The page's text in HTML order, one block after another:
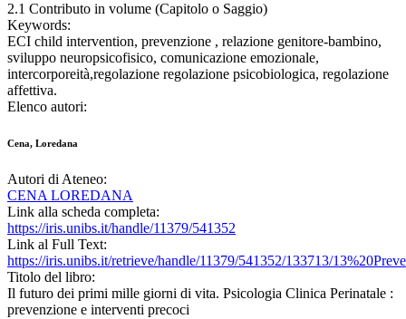
2.1 Contributo in volume (Capitolo o Saggio)
Keywords:
ECI child intervention, prevenzione , relazione genitore-bambino,
sviluppo neuropsicofisico, comunicazione emozionale,
intercorporeità,regolazione regolazione psicobiologica, regolazione
affettiva.
Elenco autori:
Cena, Loredana
Autori di Ateneo:
CENA LOREDANA
Link alla scheda completa:
https://iris.unibs.it/handle/11379/541352
Link al Full Text:
https://iris.unibs.it/retrieve/handle/11379/541352/133713/
Titolo del libro:
Il futuro dei primi mille giorni di vita. Psicologia Clinica Perinatale :
prevenzione e interventi precoci